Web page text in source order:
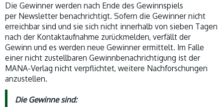
Die Gewinner werden nach Ende des Gewinnspiels
per Newsletter benachrichtigt. Sofern die Gewinner nicht
erreichbar sind und sie sich nicht innerhalb von sieben Tagen
nach der Kontaktaufnahme zurückmelden, verfällt der
Gewinn und es werden neue Gewinner ermittelt. Im Falle
einer nicht zustellbaren Gewinnbenachrichtigung ist der
MANA-Verlag nicht verpflichtet, weitere Nachforschungen
anzustellen.
Die Gewinne sind: